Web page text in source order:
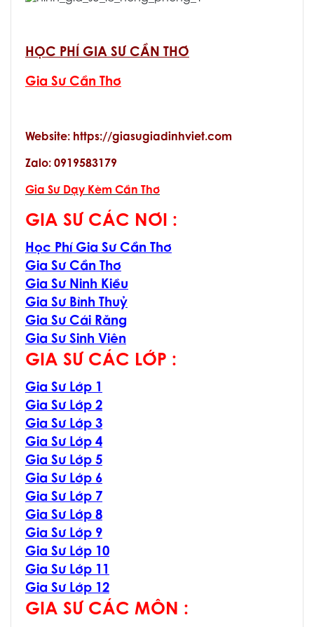
HỌC PHÍ GIA SƯ CẦN THƠ
Gia Sư Cần Thơ
Website: https://giasugiadinhviet.com
Zalo: 0919583179
Gia Sư Dạy Kèm Cần Thơ
GIA SƯ CÁC NƠI :
Học Phí Gia Sư Cần Thơ
Gia Sư Cần Thơ
Gia Sư Ninh Kiều
Gia Sư Bình Thuỷ
Gia Sư Cái Răng
Gia Sư Sinh Viên
GIA SƯ CÁC LỚP :
Gia Sư Lớp 1
Gia Sư Lớp 2
Gia Sư Lớp 3
Gia Sư Lớp 4
Gia Sư Lớp 5
Gia Sư Lớp 6
Gia Sư Lớp 7
Gia Sư Lớp 8
Gia Sư Lớp 9
Gia Sư Lớp 10
Gia Sư Lớp 11
Gia Sư Lớp 12
GIA SƯ CÁC MÔN :